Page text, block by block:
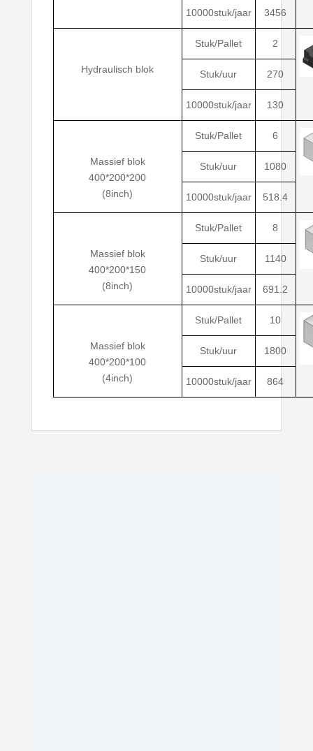
10000stuk/jaar 3456
Hydraulisch blok
Stuk/Pallet 2
Stuk/uur 270
10000stuk/jaar 130
Massief blok
400*200*200
(8inch)
Stuk/Pallet 6
Stuk/uur 1080
10000stuk/jaar 518.4
Massief blok
400*200*150
(8inch)
Stuk/Pallet 8
Stuk/uur 1140
10000stuk/jaar 691.2
Massief blok
400*200*100
(4inch)
Stuk/Pallet 10
Stuk/uur 1800
10000stuk/jaar 864